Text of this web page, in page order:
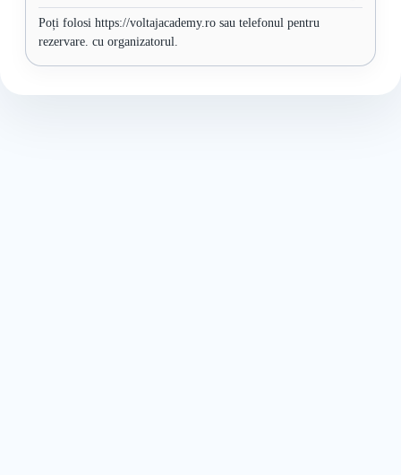
Poți folosi https://voltajacademy.ro sau telefonul pentru
rezervare. cu organizatorul.